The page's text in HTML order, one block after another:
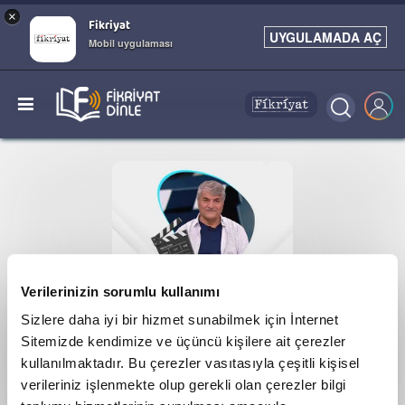
Verilerinizin sorumlu kullanımı
Sizlere daha iyi bir hizmet sunabilmek için İnternet
Sitemizde kendimize ve üçüncü kişilere ait çerezler
kullanılmaktadır. Bu çerezler vasıtasıyla çeşitli kişisel
verileriniz işlenmekte olup gerekli olan çerezler bilgi
× Fikriyat
Mobil uygulaması UYGULAMADA AÇ
PODCAST